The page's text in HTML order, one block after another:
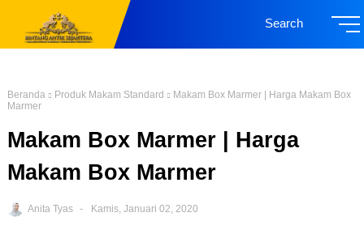
Search
Beranda Produk Makam Standard
Makam Box Marmer | Harga Makam Box
Marmer
Makam Box Marmer | Harga
Makam Box Marmer
Anita Tyas Kamis, Januari 02, 2020